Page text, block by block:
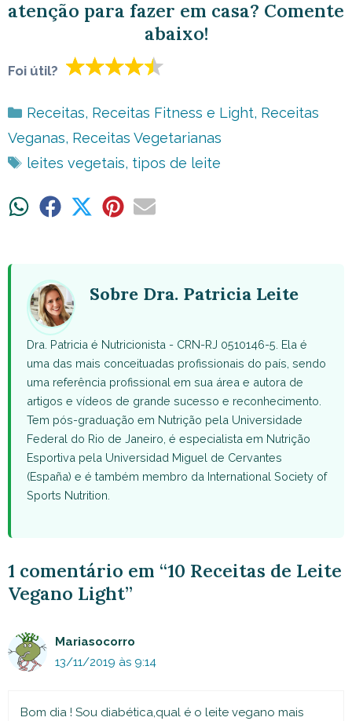
atenção para fazer em casa? Comente
abaixo!
Foi útil?
Categorias
Receitas, Receitas Fitness e Light, Receitas
Veganas, Receitas Vegetarianas
Tags
leites vegetais, tipos de leite
ShareShare ShareShareShare
Sobre Dra. Patricia Leite
Dra. Patricia é Nutricionista - CRN-RJ 0510146-5. Ela é
uma das mais conceituadas profissionais do país, sendo
uma referência profissional em sua área e autora de
artigos e vídeos de grande sucesso e reconhecimento.
Tem pós-graduação em Nutrição pela Universidade
Federal do Rio de Janeiro, é especialista em Nutrição
Esportiva pela Universidad Miguel de Cervantes
(España) e é também membro da International Society of
Sports Nutrition.
1 comentário em “10 Receitas de Leite
Vegano Light”
Mariasocorro
13/11/2019 às 9:14
Bom dia ! Sou diabética,qual é o leite vegano mais